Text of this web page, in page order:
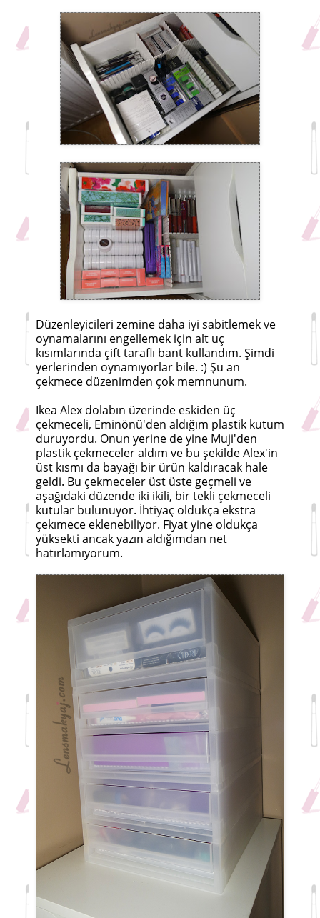
Düzenleyicileri zemine daha iyi sabitlemek ve
oynamalarını engellemek için alt uç
kısımlarında çift taraflı bant kullandım. Şimdi
yerlerinden oynamıyorlar bile. :) Şu an
çekmece düzenimden çok memnunum.
Ikea Alex dolabın üzerinde eskiden üç
çekmeceli, Eminönü'den aldığım plastik kutum
duruyordu. Onun yerine de yine Muji'den
plastik çekmeceler aldım ve bu şekilde Alex'in
üst kısmı da bayağı bir ürün kaldıracak hale
geldi. Bu çekmeceler üst üste geçmeli ve
aşağıdaki düzende iki ikili, bir tekli çekmeceli
kutular bulunuyor. İhtiyaç oldukça ekstra
çekımece eklenebiliyor. Fiyat yine oldukça
yüksekti ancak yazın aldığımdan net
hatırlamıyorum.